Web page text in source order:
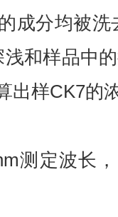
成分均被
和样品中
出样CK7的
测定波长